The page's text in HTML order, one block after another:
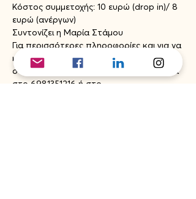
Κόστος συμμετοχής: 10 ευρώ (drop in)/ 8
ευρώ (ανέργων)
Συντονίζει η Μαρία Στάμου
Για περισσότερες πληροφορίες και για να
κλείσετε τη θέση σας, κρατήστε θέση
στο Site μας, επικοινωνήστε με τη Μαρία
στο 6981351216 ή στο